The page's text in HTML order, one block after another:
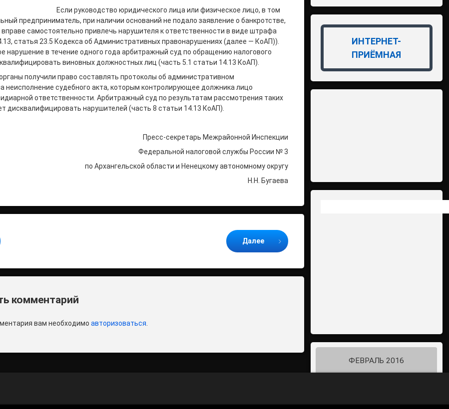
Если руководство юридического лица или физическое лицо, в том
предприниматель, при наличии оснований не подало заявление о банкротстве,
самостоятельно привлечь нарушителя к ответственности в виде штрафа
статья 23.5 Кодекса об Административных правонарушениях (далее — КоАП)).
нарушение в течение одного года арбитражный суд по обращению налогового
виновных должностных лиц (часть 5.1 статьи 14.13 КоАП).
получили право составлять протоколы об административном
неисполнение судебного акта, которым контролирующее должника лицо
ответственности. Арбитражный суд по результатам рассмотрения таких
дисквалифицировать нарушителей (часть 8 статьи 14.13 КоАП).
Пресс-секретарь Межрайонной Инспекции
Федеральной налоговой службы России № 3
по Архангельской области и Ненецкому автономному округу
Н.Н. Бугаева
Далее
комментарий
вам необходимоавторизоваться
ИНТЕРНЕТ-
ПРИЁМНАЯ
ФЕВРАЛЬ 2016